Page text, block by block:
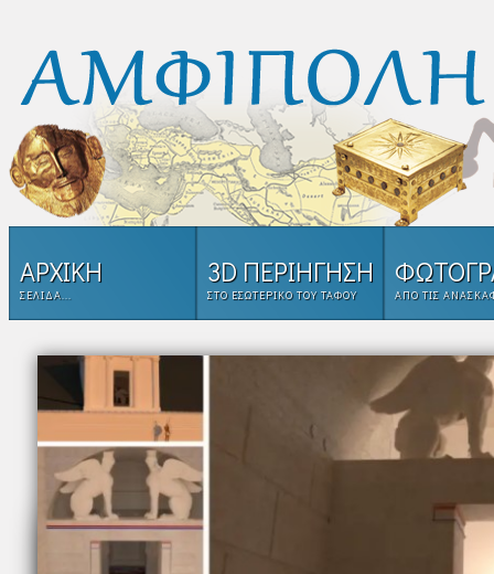
ΑΡΧΙΚΗ
ΣΕΛΊΔΑ...
3D ΠΕΡΙΗΓΗΣΗ
ΣΤΟ ΕΣΩΤΕΡΙΚΌ ΤΟΥ ΤΑΦΟΥ ΑΠΌ ΤΙΣ